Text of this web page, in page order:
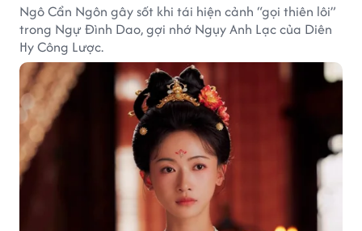
Ngô Cẩn Ngôn gây sốt khi tái hiện cảnh “gọi thiên lôi”
trong Ngự Đình Dao, gợi nhớ Ngụy Anh Lạc của Diên
Hy Công Lược.